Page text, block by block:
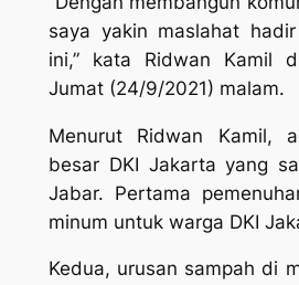
saya yakin maslahat
ini,” kata Ridwan Kamil
Jumat (24/9/2021) malam.
Menurut Ridwan Kamil,
besar DKI Jakarta yang
Jabar. Pertama
minum untuk warga DKI
Kedua, urusan sampah di